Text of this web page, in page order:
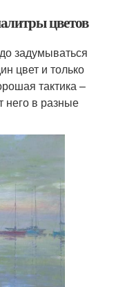
цветов
задумываться
цвет и только
тактика –
него в разные